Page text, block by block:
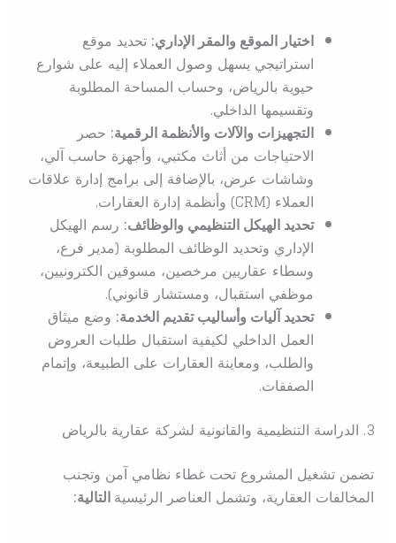
اختيار الموقع والمقر الإداري:تحديد موقع
استراتيجي يسهل وصول العملاء إليه على شوارع
حيوية بالرياض، وحساب المساحة المطلوبة
وتقسيمها الداخلي.
التجهيزات والآلات والأنظمة الرقمية:حصر
الاحتياجات من أثاث مكتبي، وأجهزة حاسب آلي،
وشاشات عرض، بالإضافة إلى برامج إدارة علاقات
العملاء (CRM) وأنظمة إدارة العقارات.
تحديد الهيكل التنظيمي والوظائف:رسم الهيكل
الإداري وتحديد الوظائف المطلوبة (مدير فرع،
وسطاء عقاريين مرخصين، مسوقين الكترونيين،
موظفي استقبال، ومستشار قانوني).
تحديد آليات وأساليب تقديم الخدمة:وضع ميثاق
العمل الداخلي لكيفية استقبال طلبات العروض
والطلب، ومعاينة العقارات على الطبيعة، وإتمام
الصفقات.
3. الدراسة التنظيمية والقانونية لشركة عقارية بالرياض
تضمن تشغيل المشروع تحت غطاء نظامي آمن وتجنب
المخالفات العقارية، وتشمل العناصر الرئيسيةالتالية: